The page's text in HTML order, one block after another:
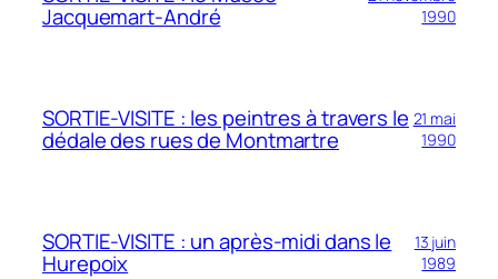
Jacquemart-André
1990
SORTIE-VISITE : les peintres à travers le
dédale des rues de Montmartre
21 mai
1990
SORTIE-VISITE : un après-midi dans le
Hurepoix
13 juin
1989